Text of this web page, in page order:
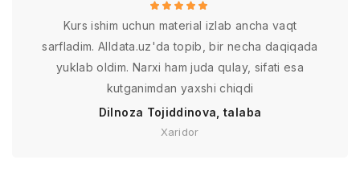
Kurs ishim uchun material izlab ancha vaqt
sarfladim. Alldata.uz'da topib, bir necha daqiqada
yuklab oldim. Narxi ham juda qulay, sifati esa
kutganimdan yaxshi chiqdi
Dilnoza Tojiddinova, talaba
Xaridor